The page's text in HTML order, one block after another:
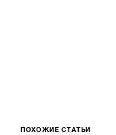
ПОХОЖИЕ СТАТЬИ